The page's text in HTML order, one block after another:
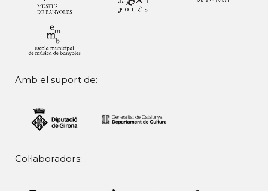
Amb el suport de:
Col·laboradors: